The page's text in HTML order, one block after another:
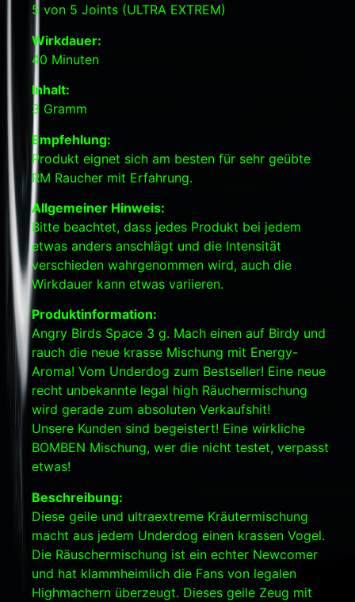
5 von 5 Joints (ULTRA EXTREM)
Wirkdauer:
40 Minuten
Inhalt:
3 Gramm
Empfehlung:
Produkt eignet sich am besten für sehr geübte
RM Raucher mit Erfahrung.
Allgemeiner Hinweis:
Bitte beachtet, dass jedes Produkt bei jedem
etwas anders anschlägt und die Intensität
verschieden wahrgenommen wird, auch die
Wirkdauer kann etwas variieren.
Produktinformation:
Angry Birds Space 3 g. Mach einen auf Birdy und
rauch die neue krasse Mischung mit Energy-
Aroma! Vom Underdog zum Bestseller! Eine neue
recht unbekannte legal high Räuchermischung
wird gerade zum absoluten Verkaufshit!
Unsere Kunden sind begeistert! Eine wirkliche
BOMBEN Mischung, wer die nicht testet, verpasst
etwas!
Beschreibung:
Diese geile und ultraextreme Kräutermischung
macht aus jedem Underdog einen krassen Vogel.
Die Räuschermischung ist ein echter Newcomer
und hat klammheimlich die Fans von legalen
Highmachern überzeugt. Dieses geile Zeug mit